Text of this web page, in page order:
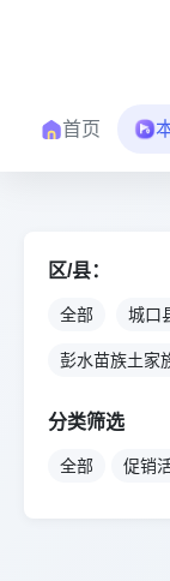
首页
区/县：
全部 城口
彭水苗族土家
分类筛选
全部 促销